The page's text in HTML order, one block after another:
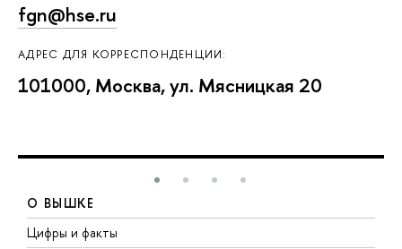
fgn@hse.ru
АДРЕС ДЛЯ КОРРЕСПОНДЕНЦИИ:
101000, Москва, ул. Мясницкая 20
О ВЫШКЕ
Цифры и факты